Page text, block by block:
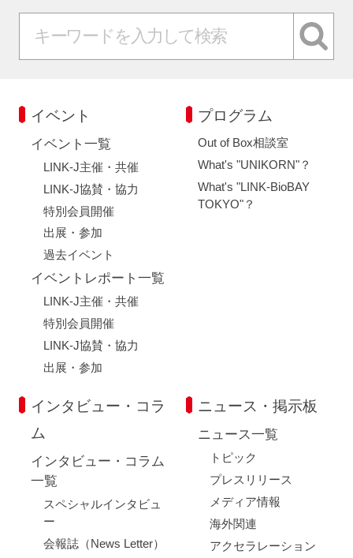
イベント
イベント一覧
LINK-J主催・共催
LINK-J協賛・協力
特別会員開催
出展・参加
過去イベント
イベントレポート一覧
LINK-J主催・共催
特別会員開催
LINK-J協賛・協力
出展・参加
プログラム
Out of Box相談室
What's "UNIKORN"？
What's "LINK-BioBAY
TOKYO"？
インタビュー・コラ
ム
インタビュー・コラム
一覧
スペシャルインタビュ
ー
会報誌（News Letter）
ニュース・掲示板
ニュース一覧
トピック
プレスリリース
メディア情報
海外関連
アクセラレーション